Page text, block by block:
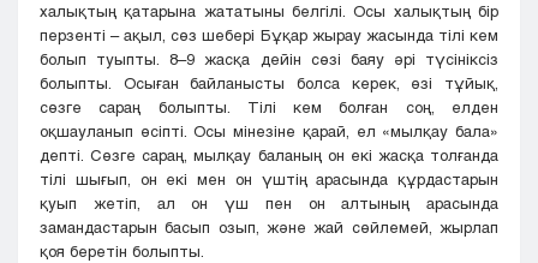
халықтың қатарына жататыны белгілі. Осы халықтың бір
перзенті – ақыл, сөз шебері Бұқар жырау жасында тілі кем
болып туыпты. 8–9 жасқа дейін сөзі баяу әрі түсініксіз
болыпты. Осыған байланысты болса керек, өзі тұйық,
сөзге сараң болыпты. Тілі кем болған соң, елден
оқшауланып өсіпті. Осы мінезіне қарай, ел «мылқау бала»
депті. Сөзге сараң, мылқау баланың он екі жасқа толғанда
тілі шығып, он екі мен он үштің арасында құрдастарын
қуып жетіп, ал он үш пен он алтының арасында
замандастарын басып озып, және жай сөйлемей, жырлап
қоя беретін болыпты.